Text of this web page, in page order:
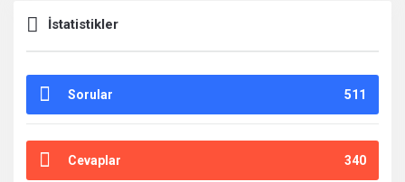
İstatistikler
Sorular 511
Cevaplar 340